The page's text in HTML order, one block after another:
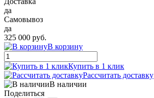
да
Самовывоз
да
325 000 руб.
В корзину
Купить в 1 клик
Рассчитать доставку
В наличии
Поделиться